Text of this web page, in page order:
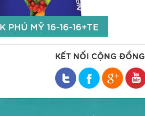
Chi tiết
PHÚ MỸ 16-16-16+TE
PHÚ MỸ 16-16-16+TE
Đạm Tổng số (Nts): 16%;
KẾT NỐI CỘNG ĐỒNG